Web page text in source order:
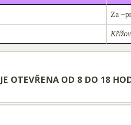
Za
OTEVŘENA OD 8 DO 18